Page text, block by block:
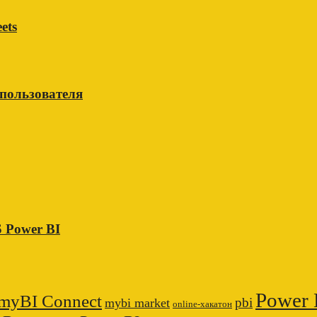
Power BI
Connect mybi market online-хакатон pbi Power